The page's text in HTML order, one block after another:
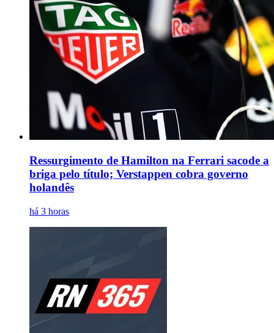
Ressurgimento de Hamilton na Ferrari sacode a
briga pelo título; Verstappen cobra governo
holandês
há 3 horas